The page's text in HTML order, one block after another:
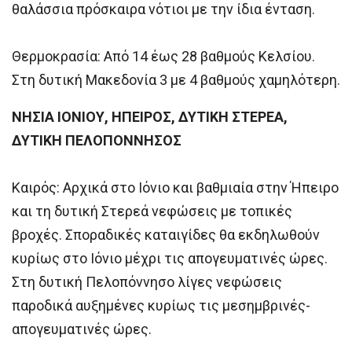
θαλάσσια πρόσκαιρα νότιοι με την ίδια ένταση.
Θερμοκρασία: Από 14 έως 28 βαθμούς Κελσίου.
Στη δυτική Μακεδονία 3 με 4 βαθμούς χαμηλότερη.
ΝΗΣΙΑ ΙΟΝΙΟΥ, ΗΠΕΙΡΟΣ, ΔΥΤΙΚΗ ΣΤΕΡΕΑ,
ΔΥΤΙΚΗ ΠΕΛΟΠΟΝΝΗΣΟΣ
Καιρός: Αρχικά στο Ιόνιο και βαθμιαία στην Ήπειρο
και τη δυτική Στερεά νεφώσεις με τοπικές
βροχές. Σποραδικές καταιγίδες θα εκδηλωθούν
κυρίως στο Ιόνιο μέχρι τις απογευματινές ώρες.
Στη δυτική Πελοπόννησο λίγες νεφώσεις
παροδικά αυξημένες κυρίως τις μεσημβρινές-
απογευματινές ώρες.